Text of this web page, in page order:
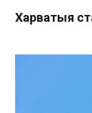
Харватыя